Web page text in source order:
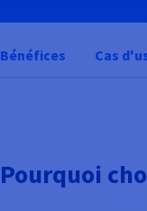
Bénéfices Cas
Pourquoi